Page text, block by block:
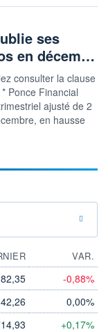
+ LISTE
ses
en décem…
consulter la clause
Ponce Financial
ajusté de 2
en hausse
VAR.
82,35 -0,88%
0,00%
+0,17%